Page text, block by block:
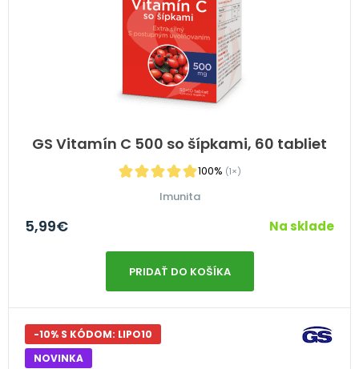
GS Vitamín C 500 so šípkami, 60 tabliet
100% (1×)
Imunita
5,99€ Na sklade
PRIDAŤ DO KOŠÍKA
-10% S KÓDOM: LIPO10
NOVINKA